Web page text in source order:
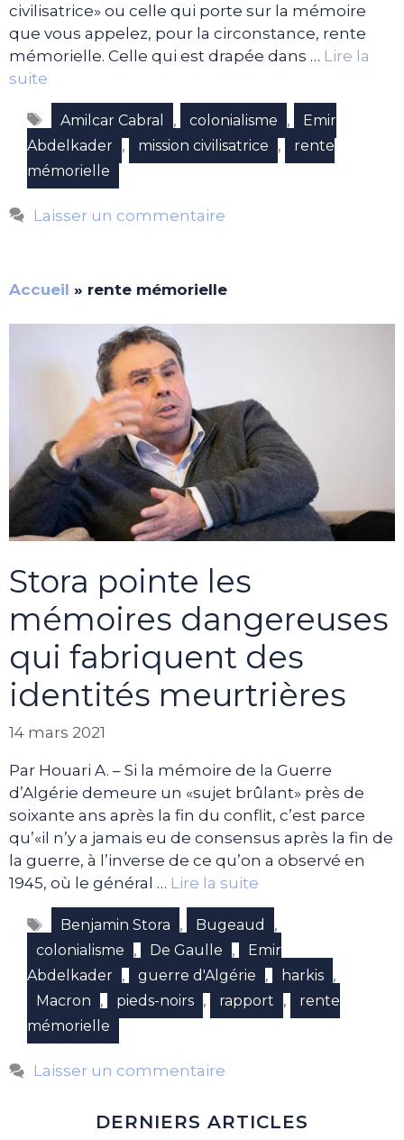
civilisatrice» ou celle qui porte sur la mémoire
que vous appelez, pour la circonstance, rente
mémorielle. Celle qui est drapée dans … Lire la
suite
Étiquettes
Amilcar Cabral , colonialisme ,
Emir
Abdelkader , mission civilisatrice ,
rente
mémorielle
Laisser un commentaire
Accueil » rente mémorielle
Stora pointe les
mémoires dangereuses
qui fabriquent des
identités meurtrières
14 mars 2021
Par Houari A. – Si la mémoire de la Guerre
d’Algérie demeure un «sujet brûlant» près de
soixante ans après la fin du conflit, c’est parce
qu’«il n’y a jamais eu de consensus après la fin de
la guerre, à l’inverse de ce qu’on a observé en
1945, où le général … Lire la suite
Étiquettes
Benjamin Stora , Bugeaud ,
colonialisme , De Gaulle ,
Emir
Abdelkader , guerre d'Algérie , harkis ,
Macron , pieds-noirs , rapport ,
rente
mémorielle
Laisser un commentaire
DERNIERS ARTICLES